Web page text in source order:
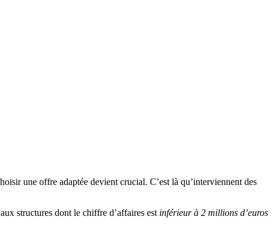
une offre adaptée devient crucial. C’est là qu’interviennent des
structures dont le chiffre d’affaires est inférieur à 2 millions d’euros